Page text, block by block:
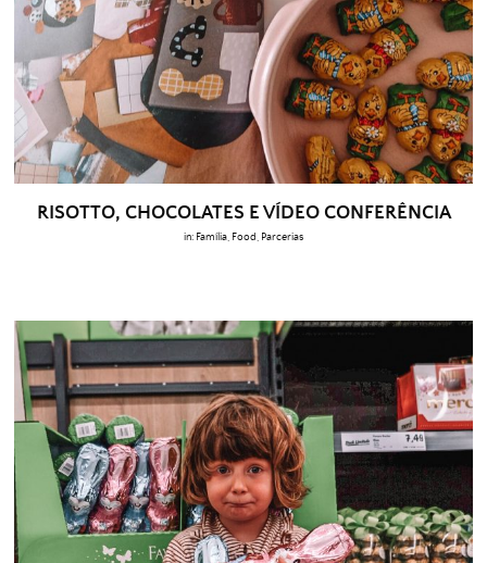
RISOTTO, CHOCOLATES E VÍDEO CONFERÊNCIA
in: Família Food Parcerias